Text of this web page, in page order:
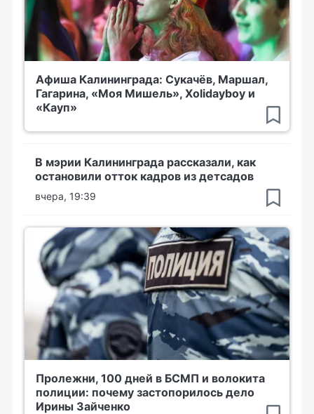
Афиша Калининграда: Сукачёв, Маршал,
Гагарина, «Моя Мишель», Xolidayboy и
«Кауп»
В мэрии Калининграда рассказали, как
остановили отток кадров из детсадов
вчера, 19:39
Пролежни, 100 дней в БСМП и волокита
полиции: почему застопорилось дело
Ирины Зайченко